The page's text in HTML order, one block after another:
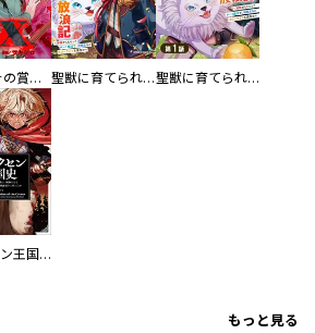
EX ～その賞金稼ぎは、世界の出口を探す～【単行本版】 聖獣に育てられた少年の異世界ゆるり放浪記～神様からもらったチート魔法で、仲間たちとスローライフを満喫中～ 聖獣に育てられた少年の異世界ゆるり放浪記～神様からもらったチート魔法で、仲間たちとスローライフを満喫中～【分冊版】
オルクセン王国史
もっと見る